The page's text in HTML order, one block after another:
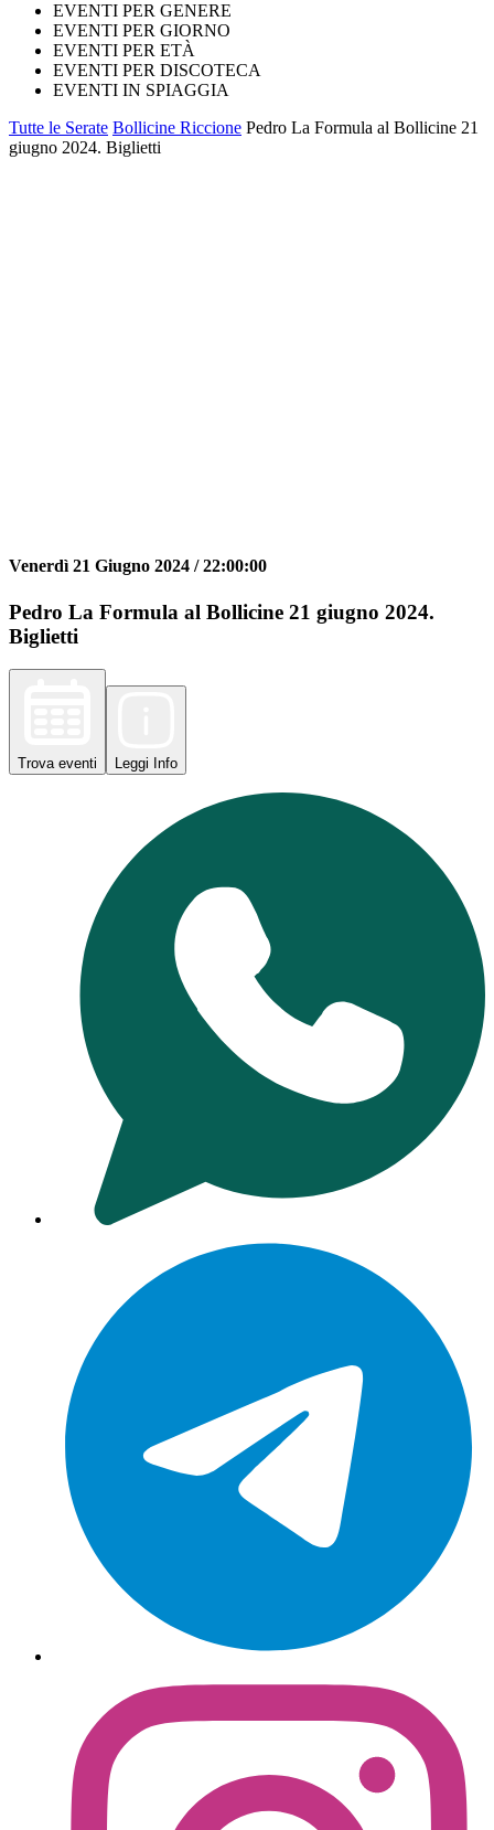
EVENTI PER GENERE
EVENTI PER GIORNO
EVENTI PER ETÀ
EVENTI PER DISCOTECA
EVENTI IN SPIAGGIA
Tutte le Serate Bollicine Riccione Pedro La Formula al Bollicine 21
giugno 2024. Biglietti
Venerdì 21 Giugno 2024 /22:00:00
Pedro La Formula al Bollicine 21 giugno 2024.
Biglietti
Trova eventi Leggi Info